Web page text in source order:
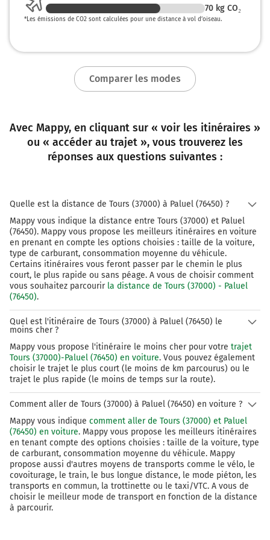
292 km
Au rond-point, prendre la 2ème sortie sur D490 et
continuer sur 4,2 kilomètres
294 km
Au rond-point, prendre la 2ème sortie sur D490 (Route
du Pont de Brotonne) et continuer sur 1,8 kilomètre
Route du Pont de Brotonne
Au rond-point, prendre la 2ème sortie sur D490 et
continuer sur 4,9 kilomètres
Au rond-point, prendre la 2ème sortie sur D490 et
continuer sur 1 kilomètre
305 km
Au rond-point, prendre la 3ème sortie sur D33 (Route
Continuer D34 D33 (Rue du Docteur Patenôtre) sur 160
mètres
312 km
Au rond-point, prendre la 1ère sortie sur D33 (Rue du
Docteur Patenôtre) et continuer sur 2,1 kilomètres
312 km
Au rond-point, prendre la 2ème sortie sur D926 et
continuer sur 3 kilomètres
314 km
70 kg CO₂
*Les émissions de CO2 sont calculées pour une distance à vol d’oiseau.
Comparer les modes
Avec Mappy, en cliquant sur « voir les itinéraires »
ou « accéder au trajet », vous trouverez les
réponses aux questions suivantes :
Quelle est la distance de Tours (37000) à Paluel (76450) ?
Mappy vous indique la distance entre Tours (37000) et Paluel
(76450). Mappy vous propose les meilleurs itinéraires en voiture
en prenant en compte les options choisies : taille de la voiture,
type de carburant, consommation moyenne du véhicule.
Certains itinéraires vous feront passer par le chemin le plus
court, le plus rapide ou sans péage. A vous de choisir comment
vous souhaitez parcourir la distance de Tours (37000) - Paluel
(76450).
Quel est l'itinéraire de Tours (37000) à Paluel (76450) le
moins cher ?
Mappy vous propose l'itinéraire le moins cher pour votre trajet
Tours (37000)-Paluel (76450) en voiture. Vous pouvez également
choisir le trajet le plus court (le moins de km parcourus) ou le
trajet le plus rapide (le moins de temps sur la route).
Comment aller de Tours (37000) à Paluel (76450) en voiture ?
Mappy vous indique comment aller de Tours (37000) et Paluel
(76450) en voiture. Mappy vous propose les meilleurs itinéraires
en tenant compte des options choisies : taille de la voiture, type
de carburant, consommation moyenne du véhicule. Mappy
propose aussi d'autres moyens de transports comme le vélo, le
covoiturage, le train, le bus longue distance, le mode piéton, les
transports en commun, la trottinette ou le taxi/VTC. A vous de
choisir le meilleur mode de transport en fonction de la distance
à parcourir.